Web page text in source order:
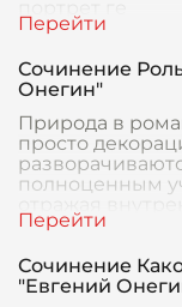
Сочинение
Онегин"
Природа в
просто
полноценным
Сочинение
"Евгений